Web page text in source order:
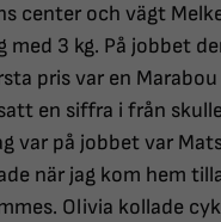
center och vägt
med 3 kg. På jobbet
pris var en Marabou
en siffra i från
var på jobbet var
när jag kom hem
Olivia kollade